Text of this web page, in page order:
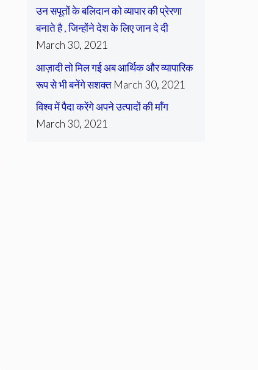
उन सपूतों के बलिदान को व्यापार की प्रेरणा
बनाते है , जिन्होंने देश के लिए जान दे दी
March 30, 2021
आज़ादी तो मिल गई अब आर्थिक और व्यापारिक
रूप से भी बनेंगे सशक्त March 30, 2021
विश्व में पैदा करेंगे अपने उत्पादों की माँग
March 30, 2021